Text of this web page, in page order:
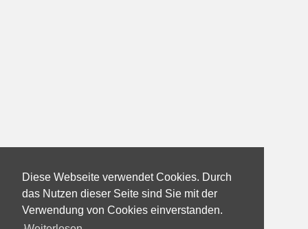
Diese Webseite verwendet Cookies. Durch
das Nutzen dieser Seite sind Sie mit der
Verwendung von Cookies einverstanden.